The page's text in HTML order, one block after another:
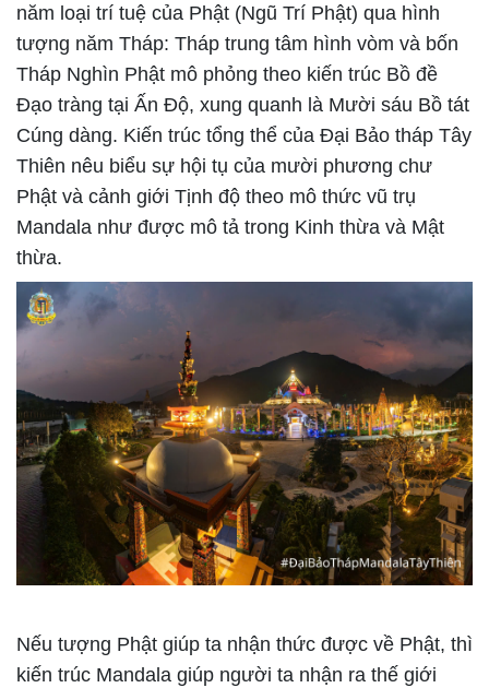
năm loại trí tuệ của Phật (Ngũ Trí Phật) qua hình
tượng năm Tháp: Tháp trung tâm hình vòm và bốn
Tháp Nghìn Phật mô phỏng theo kiến trúc Bồ đề
Đạo tràng tại Ấn Độ, xung quanh là Mười sáu Bồ tát
Cúng dàng. Kiến trúc tổng thể của Đại Bảo tháp Tây
Thiên nêu biểu sự hội tụ của mười phương chư
Phật và cảnh giới Tịnh độ theo mô thức vũ trụ
Mandala như được mô tả trong Kinh thừa và Mật
thừa.
Nếu tượng Phật giúp ta nhận thức được về Phật, thì
kiến trúc Mandala giúp người ta nhận ra thế giới